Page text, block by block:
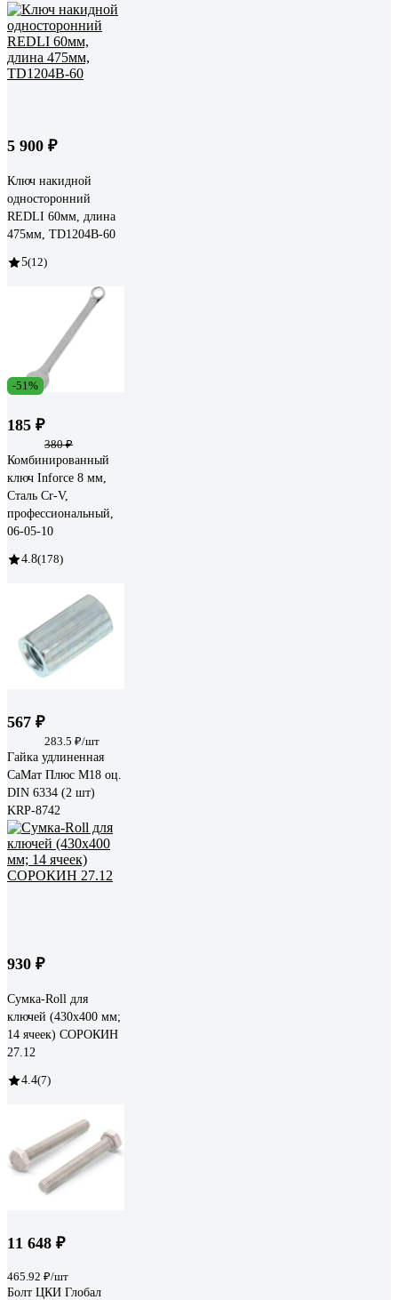
5 900 ₽
Ключ накидной
односторонний
REDLI 60мм, длина
475мм, TD1204B-60
5(12)
-51%
185 ₽
380 ₽
Комбинированный
ключ Inforce 8 мм,
Сталь Cr-V,
профессиональный,
06-05-10
4.8(178)
567 ₽
283.5 ₽/шт
Гайка удлиненная
СаМат Плюс М18 оц.
DIN 6334 (2 шт)
KRP-8742
930 ₽
Сумка-Roll для
ключей (430х400 мм;
14 ячеек) СОРОКИН
27.12
4.4(7)
11 648 ₽
465.92 ₽/шт
Болт ЦКИ Глобал